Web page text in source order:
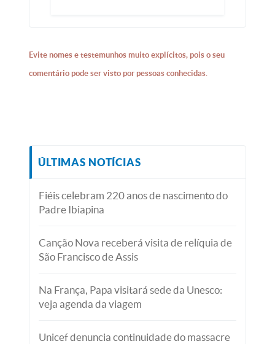
Evite nomes e testemunhos muito explícitos, pois o seu
comentário pode ser visto por pessoas conhecidas.
ÚLTIMAS NOTÍCIAS
Fiéis celebram 220 anos de nascimento do
Padre Ibiapina
Canção Nova receberá visita de relíquia de
São Francisco de Assis
Na França, Papa visitará sede da Unesco:
veja agenda da viagem
Unicef denuncia continuidade do massacre